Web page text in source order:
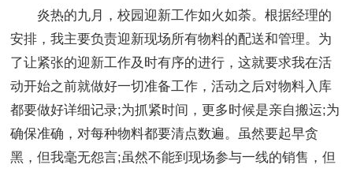
炎热的九月，校园迎新工作如火如荼。根据经理的
安排，我主要负责迎新现场所有物料的配送和管理。为
了让紧张的迎新工作及时有序的进行，这就要求我在活
动开始之前就做好一切准备工作，活动之后对物料入库
都要做好详细记录;为抓紧时间，更多时候是亲自搬运;为
确保准确，对每种物料都要清点数遍。虽然要起早贪
黑，但我毫无怨言;虽然不能到现场参与一线的销售，但